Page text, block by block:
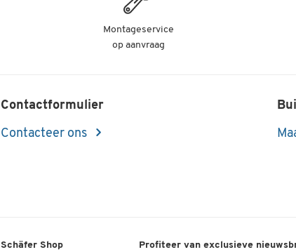
Montageservice
op aanvraag
Contactformulier
Contacteer ons
Schäfer Shop Profiteer van exclusieve